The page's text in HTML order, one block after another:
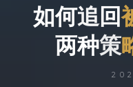
如何追回
两种策